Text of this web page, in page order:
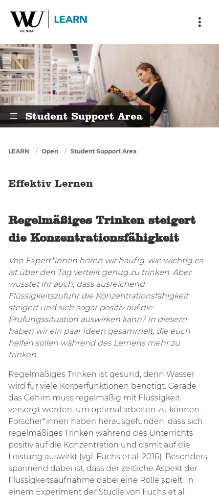
Effektiv Lernen
Student Support Area
You are here
LEARN Open Student Support Area
Effektiv Lernen
Regelmäßiges Trinken steigert
die Konzentrationsfähigkeit
Von Expert*innen hören wir häufig, wie wichtig es
ist über den Tag verteilt genug zu trinken. Aber
wusstet ihr auch, dass ausreichend
Flüssigkeitszufuhr die Konzentrationsfähigkeit
steigert und sich sogar positiv auf die
Prüfungssituation auswirken kann? In diesem
haben wir ein paar Ideen gesammelt, die euch
helfen sollen während des Lernens mehr zu
trinken.
Regelmäßiges Trinken ist gesund, denn Wasser
wird für viele Körperfunktionen benötigt. Gerade
das Gehirn muss regelmäßig mit Flüssigkeit
versorgt werden, um optimal arbeiten zu können.
Forscher*innen haben herausgefunden, dass sich
regelmäßiges Trinken während des Unterrichts
positiv auf die Konzentration und damit auf die
Leistung auswirkt (vgl. Fuchs et al. 2016). Besonders
spannend dabei ist, dass der zeitliche Aspekt der
Flüssigkeitsaufnahme dabei eine Rolle spielt. In
einem Experiment der Studie von Fuchs et al.